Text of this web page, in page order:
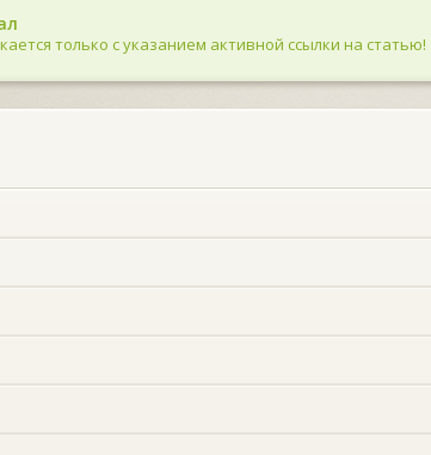
только с указанием активной ссылки на статью!